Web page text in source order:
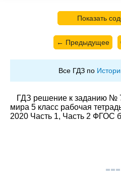
Показать
← Предыдущее
Все ГДЗ по
ГДЗ решение к заданию №
мира 5 класс рабочая
2020 Часть 1, Часть 2 ФГОС